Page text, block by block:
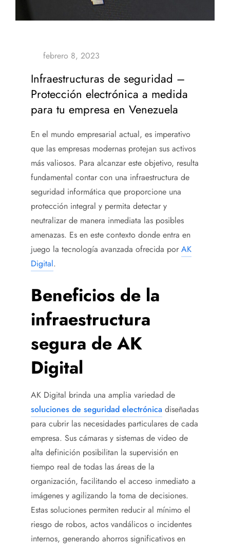
Infraestructuras de seguridad –
Protección electrónica a medida
para tu empresa en Venezuela
En el mundo empresarial actual, es imperativo
que las empresas modernas protejan sus activos
más valiosos. Para alcanzar este objetivo, resulta
fundamental contar con una infraestructura de
seguridad informática que proporcione una
protección integral y permita detectar y
neutralizar de manera inmediata las posibles
amenazas. Es en este contexto donde entra en
juego la tecnología avanzada ofrecida por AK
Digital.
Beneficios de la
infraestructura
segura de AK
Digital
AK Digital brinda una amplia variedad de
soluciones de seguridad electrónica diseñadas
para cubrir las necesidades particulares de cada
empresa. Sus cámaras y sistemas de video de
alta definición posibilitan la supervisión en
tiempo real de todas las áreas de la
organización, facilitando el acceso inmediato a
imágenes y agilizando la toma de decisiones.
Estas soluciones permiten reducir al mínimo el
riesgo de robos, actos vandálicos o incidentes
internos, generando ahorros significativos en